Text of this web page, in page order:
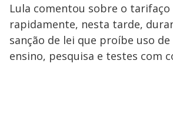
Lula comentou sobre o
rapidamente, nesta tarde,
sanção de lei que proíbe uso
ensino, pesquisa e testes com